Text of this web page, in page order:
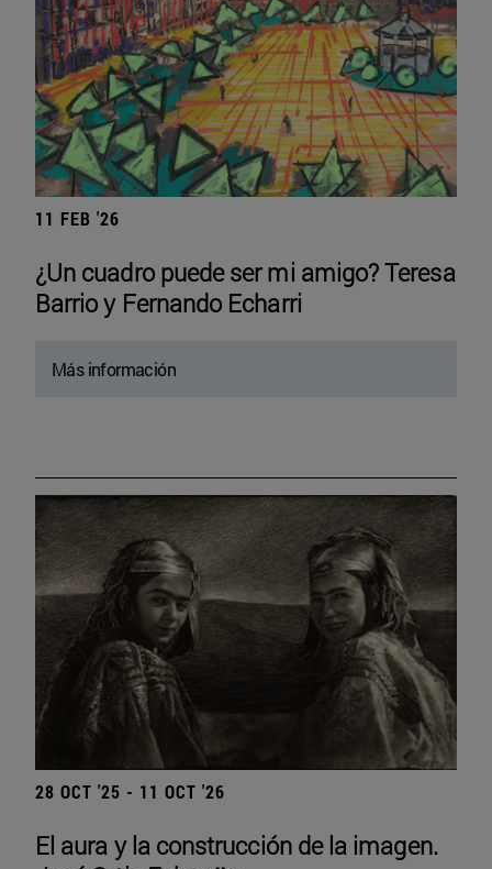
11 FEB '26
¿Un cuadro puede ser mi amigo? Teresa
Barrio y Fernando Echarri
Más información
28 OCT '25 - 11 OCT '26
El aura y la construcción de la imagen.